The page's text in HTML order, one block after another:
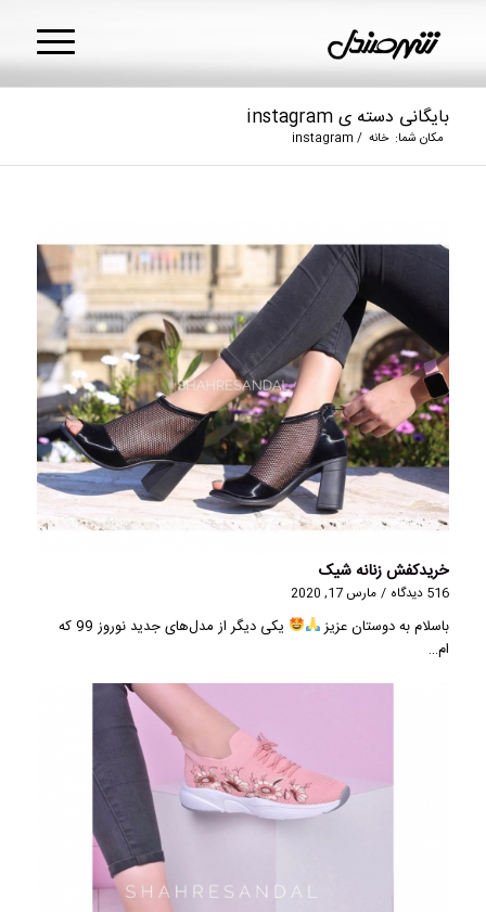
بایگانی دسته ی instagram
مکان شما: خانه /
instagram
خریدکفش زنانه شیک
516 دیدگاه / مارس 17, 2020
باسلام به دوستان عزیز
یکی دیگر از مدل‌های جدید نوروز 99 که
ام…